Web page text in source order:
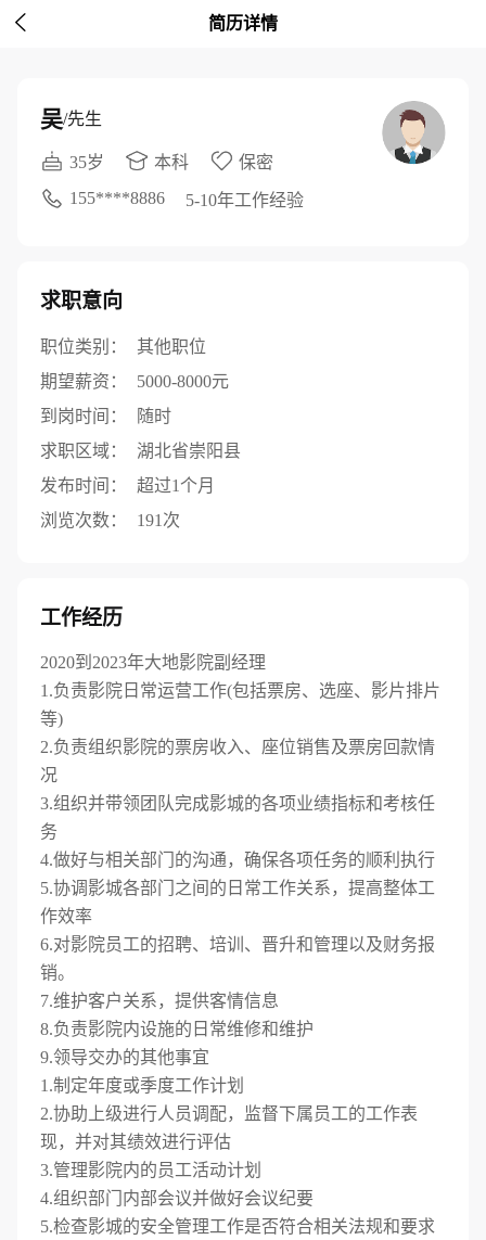
 简历详情
吴/先生
35岁 本科
保密
155****8886
5-10年工作经验
求职意向
职位类别：
其他职位
期望薪资：
5000-8000元
到岗时间：
随时
求职区域：
湖北省崇阳县
发布时间：
超过1个月
浏览次数：
191次
工作经历
2020到2023年大地影院副经理
1.负责影院日常运营工作(包括票房、选座、影片排片
等)
2.负责组织影院的票房收入、座位销售及票房回款情
况
3.组织并带领团队完成影城的各项业绩指标和考核任
务
4.做好与相关部门的沟通，确保各项任务的顺利执行
5.协调影城各部门之间的日常工作关系，提高整体工
作效率
6.对影院员工的招聘、培训、晋升和管理以及财务报
销。
7.维护客户关系，提供客情信息
8.负责影院内设施的日常维修和维护
9.领导交办的其他事宜
1.制定年度或季度工作计划
2.协助上级进行人员调配，监督下属员工的工作表
现，并对其绩效进行评估
3.管理影院内的员工活动计划
4.组织部门内部会议并做好会议纪要
5.检查影城的安全管理工作是否符合相关法规和要求